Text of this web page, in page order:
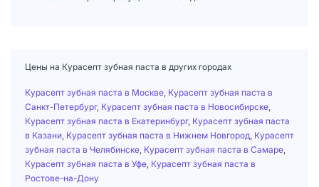
Цены на Курасепт зубная паста в других городах
Курасепт зубная паста в Москве Курасепт зубная паста в
Санкт-Петербург, Курасепт зубная паста в Новосибирске
Курасепт зубная паста в Екатеринбург, Курасепт зубная паста
в Казани Курасепт зубная паста в Нижнем Новгород Курасепт
зубная паста в Челябинске Курасепт зубная паста в Самаре
Курасепт зубная паста в Уфе Курасепт зубная паста в
Ростове-на-Дону